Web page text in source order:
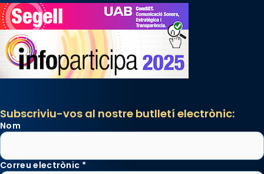
Subscriviu-vos al nostre butlletí electrònic:
Nom
Correu electrònic *